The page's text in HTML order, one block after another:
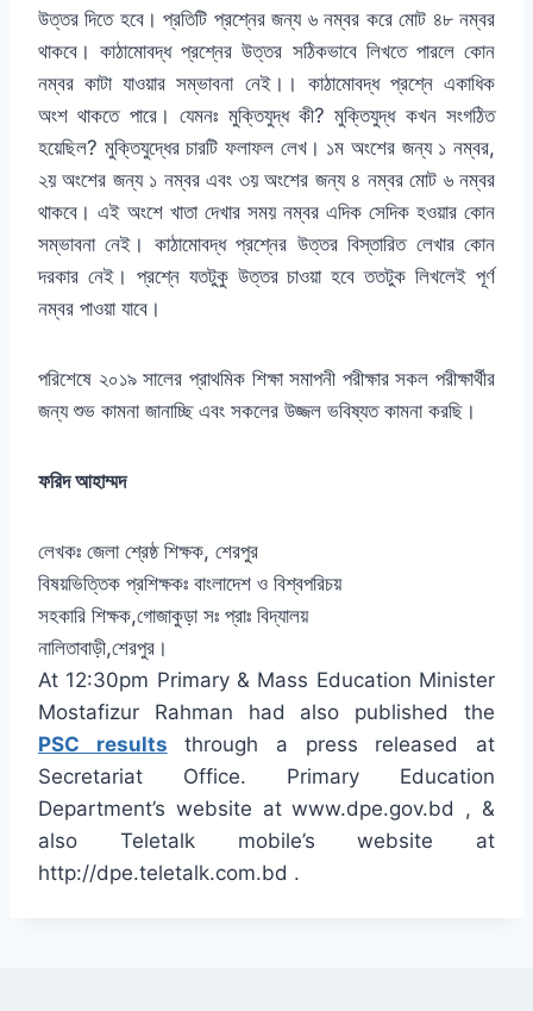
উত্তর দিতে হবে। প্রতিটি প্রশ্নের জন্য ৬ নম্বর করে মোট ৪৮ নম্বর
থাকবে। কাঠামোবদ্ধ প্রশ্নের উত্তর সঠিকভাবে লিখতে পারলে কোন
নম্বর কাটা যাওয়ার সম্ভাবনা নেই।। কাঠামোবদ্ধ প্রশ্নে একাধিক
অংশ থাকতে পারে। যেমনঃ মুক্তিযুদ্ধ কী? মুক্তিযুদ্ধ কখন সংগঠিত
হয়েছিল? মুক্তিযুদ্ধের চারটি ফলাফল লেখ। ১ম অংশের জন্য ১ নম্বর,
২য় অংশের জন্য ১ নম্বর এবং ৩য় অংশের জন্য ৪ নম্বর মোট ৬ নম্বর
থাকবে। এই অংশে খাতা দেখার সময় নম্বর এদিক সেদিক হওয়ার কোন
সম্ভাবনা নেই। কাঠামোবদ্ধ প্রশ্নের উত্তর বিস্তারিত লেখার কোন
দরকার নেই। প্রশ্নে যতটুকু উত্তর চাওয়া হবে ততটুক লিখলেই পূর্ণ
নম্বর পাওয়া যাবে।
পরিশেষে ২০১৯ সালের প্রাথমিক শিক্ষা সমাপনী পরীক্ষার সকল পরীক্ষার্থীর
জন্য শুভ কামনাজানাচ্ছি এবং সকলের উজ্জল ভবিষ্যত কামনা করছি।
ফরিদ আহাম্মদ
লেখকঃ জেলা শ্রেষ্ঠ শিক্ষক, শেরপুর
বিষয়ভিত্তিক প্রশিক্ষকঃ বাংলাদেশ ও বিশ্বপরিচয়
সহকারি শিক্ষক,গোজাকুড়া সঃ প্রাঃ বিদ্যালয়
নালিতাবাড়ী,শেরপুর।
At 12:30pm Primary & Mass Education Minister
Mostafizur Rahman had also published the
PSC results through a press released at
Secretariat Office. Primary Education
Department’s website at www.dpe.gov.bd , &
also Teletalk mobile’s website at
http://dpe.teletalk.com.bd .